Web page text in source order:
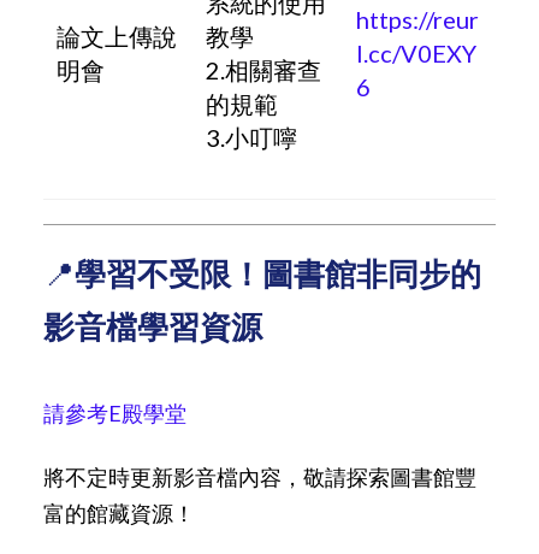
論文上傳說
明會
教學
2.相關審查
的規範
3.小叮嚀
https://reur
l.cc/V0EXY
6
📍學習不受限！圖書館非同步的
影音檔學習資源
請參考E殿學堂
將不定時更新影音檔內容，敬請探索圖書館豐
富的館藏資源！